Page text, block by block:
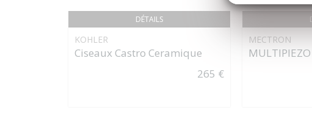
DÉTAILS
KOHLER
Ciseaux Castro Ceramique
265 €
MECTRON